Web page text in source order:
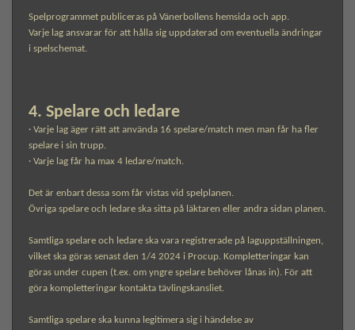
Spelprogrammet publiceras på Vänerbollens hemsida och app.
Varje lag ansvarar för att hålla sig uppdaterad om eventuella ändringar
i spelschemat.
4. Spelare och ledare
· Varje lag äger rätt att använda 16 spelare/match men man får ha fler
spelare i sin trupp.
· Varje lag får ha max 4 ledare/match.
Det är enbart dessa som får vistas vid spelplanen.
Övriga spelare och ledare ska sitta på läktaren eller andra sidan planen.
Samtliga spelare och ledare ska vara registrerade på laguppställningen,
vilket ska göras senast den 1/4 2024 i Procup. Kompletteringar kan
göras under cupen (t.ex. om yngre spelare behöver lånas in). För att
göra kompletteringar kontakta tävlingskansliet.
Samtliga spelare ska kunna legitimera sig i händelse av